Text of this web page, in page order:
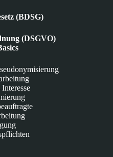
(BDSG)
(DSGVO)